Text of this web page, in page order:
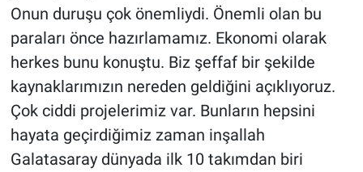
Onun duruşu çok önemliydi. Önemli olan bu
paraları önce hazırlamamız. Ekonomi olarak
herkes bunu konuştu. Biz şeffaf bir şekilde
kaynaklarımızın nereden geldiğini açıklıyoruz.
Çok ciddi projelerimiz var. Bunların hepsini
hayata geçirdiğimiz zaman inşallah
Galatasaray dünyada ilk 10 takımdan biri